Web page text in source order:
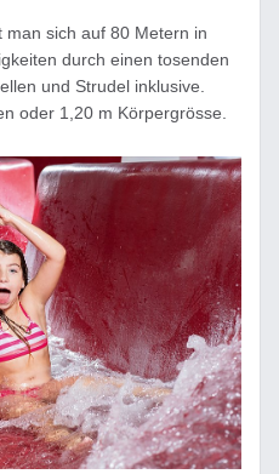
man sich auf 80 Metern in
durch einen tosenden
und Strudel inklusive.
oder 1,20 m Körpergrösse.